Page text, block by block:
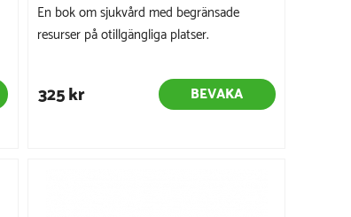
En bok om sjukvård med begränsade
resurser på otillgängliga platser.
325 kr BEVAKA